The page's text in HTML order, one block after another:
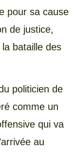
pour sa cause
de justice,
bataille des
politicien de
comme un
qui va
au